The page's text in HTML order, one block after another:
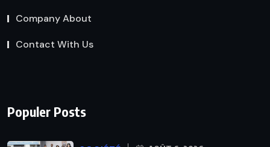
Company About
Contact With Us
Populer Posts